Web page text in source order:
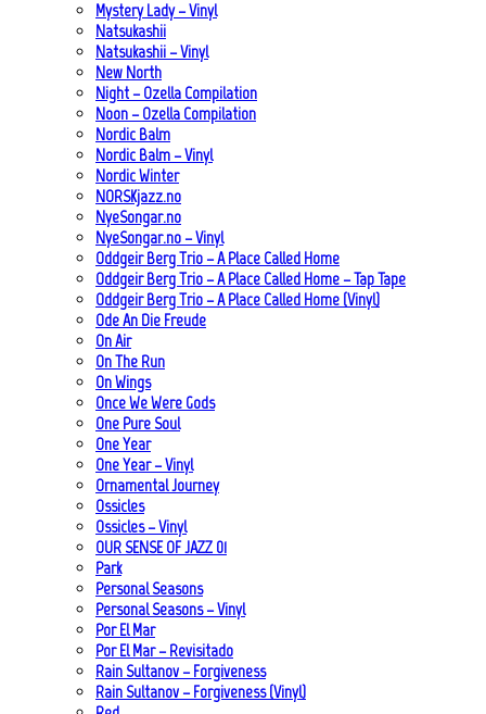
Mystery Lady – Vinyl
Natsukashii
Natsukashii – Vinyl
New North
Night – Ozella Compilation
Noon – Ozella Compilation
Nordic Balm
Nordic Balm – Vinyl
Nordic Winter
NORSKjazz.no
NyeSongar.no
NyeSongar.no – Vinyl
Oddgeir Berg Trio – A Place Called Home
Oddgeir Berg Trio – A Place Called Home – Tap Tape
Oddgeir Berg Trio – A Place Called Home (Vinyl)
Ode An Die Freude
On Air
On The Run
On Wings
Once We Were Gods
One Pure Soul
One Year
One Year – Vinyl
Ornamental Journey
Ossicles
Ossicles – Vinyl
OUR SENSE OF JAZZ_01
Park
Personal Seasons
Personal Seasons – Vinyl
Por El Mar
Por El Mar – Revisitado
Rain Sultanov – Forgiveness
Rain Sultanov – Forgiveness (Vinyl)